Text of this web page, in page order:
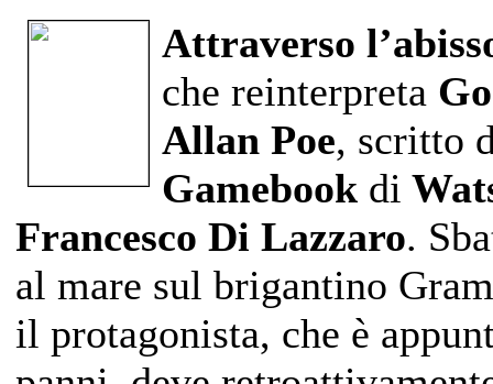
Attraverso
che reinterpreta
Allan Poe, scritto
Gamebook di
Francesco Di Lazzaro.
al mare sul brigantino
il protagonista, che è